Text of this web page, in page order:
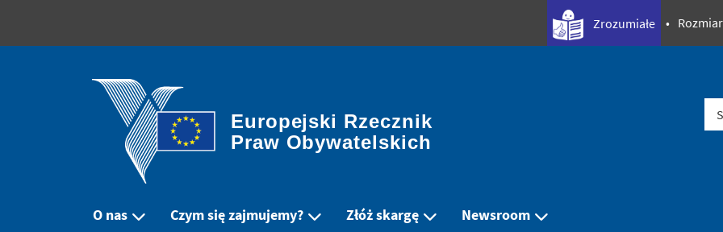
‎‎Zrozumiałe
Europejski Rzecznik
Praw Obywatelskich
O nas Czym się zajmujemy? Złóż skargę Newsroom